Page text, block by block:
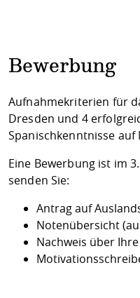
Bewerbung
Aufnahmekriterien für
Dresden und 4
Spanischkenntnisse auf
Eine Bewerbung ist im
senden Sie:
Antrag auf
Notenübersicht
Nachweis über